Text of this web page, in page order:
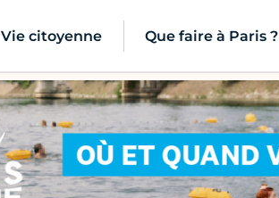
Vie citoyenne Que faire à Paris ?